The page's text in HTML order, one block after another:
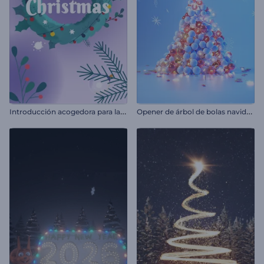
I
ntroducción acogedora para la Nochevieja O
pener de árbol de bolas navideñas